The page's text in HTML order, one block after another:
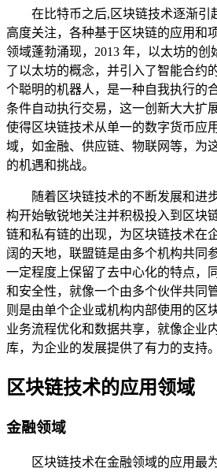
在比特币之后,区块链技术逐渐引
高度关注，各种基于区块链的应用和
领域蓬勃涌现，2013 年，以太坊的创
了以太坊的概念，并引入了智能合约
个聪明的机器人，是一种自我执行的
条件自动执行交易，这一创新大大扩
使得区块链技术从单一的数字货币应
域，如金融、供应链、物联网等，为
的机遇和挑战。
随着区块链技术的不断发展和进
构开始敏锐地关注并积极投入到区块
链和私有链的出现，为区块链技术在
阔的天地，联盟链是由多个机构共同
一定程度上保留了去中心化的特点，
和安全性，就像一个由多个伙伴共同
则是由单个企业或机构内部使用的区
业务流程优化和数据共享，就像企业
库，为企业的发展提供了有力的支持。
区块链技术的应用领域
金融领域
区块链技术在金融领域的应用最